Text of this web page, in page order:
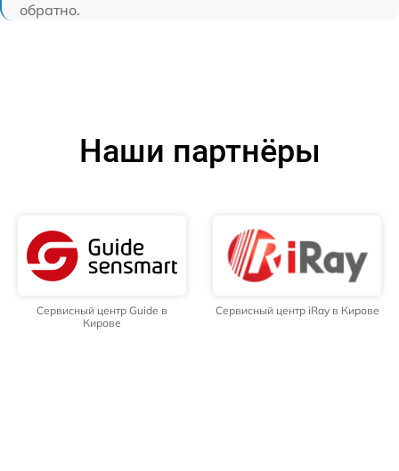
обратно.
Наши партнёры
Сервисный центр Guide в
Кирове
Сервисный центр iRay в Кирове